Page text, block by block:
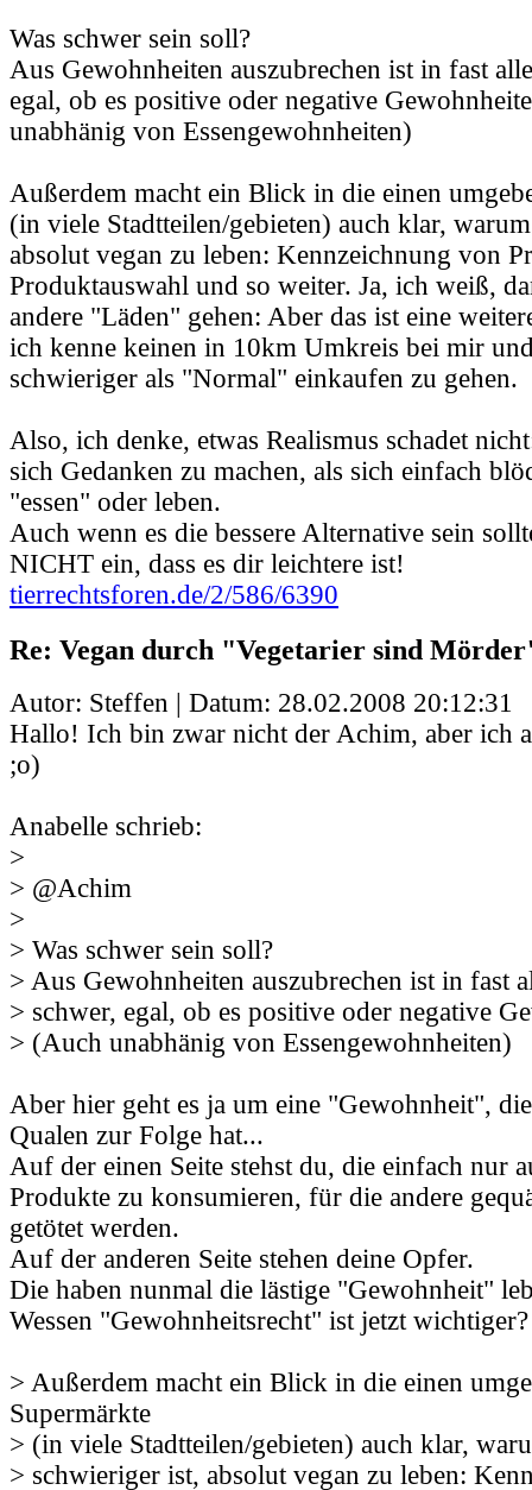
Was schwer sein soll?
Aus Gewohnheiten auszubrechen ist in fast
egal, ob es positive oder negative
unabhänig von Essengewohnheiten)
Außerdem macht ein Blick in die einen
(in viele Stadtteilen/gebieten) auch klar,
absolut vegan zu leben: Kennzeichnung von
Produktauswahl und so weiter. Ja, ich weiß,
andere "Läden" gehen: Aber das ist eine
ich kenne keinen in 10km Umkreis bei mir
schwieriger als "Normal" einkaufen zu gehen.
Also, ich denke, etwas Realismus schadet
sich Gedanken zu machen, als sich einfach
"essen" oder leben.
Auch wenn es die bessere Alternative sein
NICHT ein, dass es dir leichtere ist!
tierrechtsforen.de/2/586/6390
Re: Vegan durch "Vegetarier sind
Autor: Steffen | Datum: 28.02.2008 20:12:31
Hallo! Ich bin zwar nicht der Achim, aber ich
;o)
Anabelle schrieb:
>
> @Achim
>
> Was schwer sein soll?
> Aus Gewohnheiten auszubrechen ist in fast
> schwer, egal, ob es positive oder negative
> (Auch unabhänig von Essengewohnheiten)
Aber hier geht es ja um eine "Gewohnheit",
Qualen zur Folge hat...
Auf der einen Seite stehst du, die einfach nur
Produkte zu konsumieren, für die andere
getötet werden.
Auf der anderen Seite stehen deine Opfer.
Die haben nunmal die lästige "Gewohnheit"
Wessen "Gewohnheitsrecht" ist jetzt wichtiger?
> Außerdem macht ein Blick in die einen
Supermärkte
> (in viele Stadtteilen/gebieten) auch klar,
> schwieriger ist, absolut vegan zu leben: